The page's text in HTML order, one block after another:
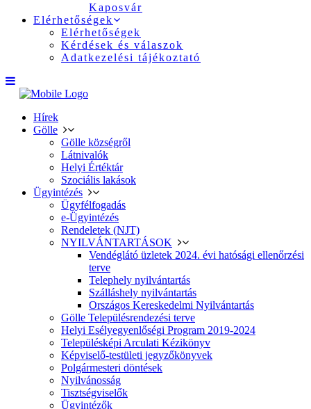
Kaposvár
Elérhetőségek
Elérhetőségek
Kérdések és válaszok
Adatkezelési tájékoztató
Hírek
Gölle
Gölle községről
Látnivalók
Helyi Értéktár
Szociális lakások
Ügyintézés
Ügyfélfogadás
e-Ügyintézés
Rendeletek (NJT)
NYILVÁNTARTÁSOK
Vendéglátó üzletek 2024. évi hatósági ellenőrzési
terve
Telephely nyilvántartás
Szálláshely nyilvántartás
Országos Kereskedelmi Nyilvántartás
Gölle Településrendezési terve
Helyi Esélyegyenlőségi Program 2019-2024
Településképi Arculati Kézikönyv
Képviselő-testületi jegyzőkönyvek
Polgármesteri döntések
Nyilvánosság
Tisztségviselők
Ügyintézők